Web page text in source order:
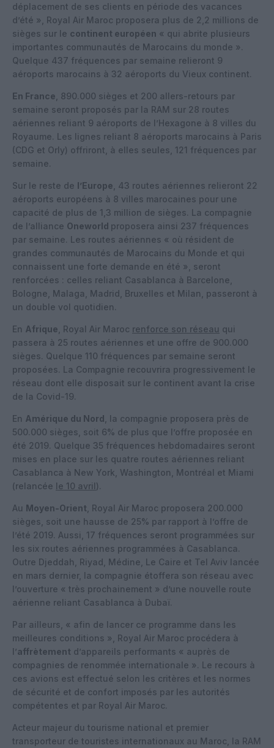
déplacement de ses clients en période des vacances
d’été », Royal Air Maroc proposera plus de 2,2 millions de
sièges sur le continent européen « qui abrite plusieurs
importantes communautés de Marocains du monde ».
Quelque 437 fréquences par semaine relieront 9
aéroports marocains à 32 aéroports du Vieux continent.
En France , 890.000 sièges et 200 allers-retours par
semaine seront proposés par la RAM sur 28 routes
aériennes reliant 9 aéroports de l’Hexagone à 8 villes du
Royaume. Les lignes reliant 8 aéroports marocains à Paris
(CDG et Orly) offriront, à elles seules, 121 fréquences par
semaine.
Sur le reste de l’Europe , 43 routes aériennes relieront 22
aéroports européens à 8 villes marocaines pour une
capacité de plus de 1,3 million de sièges. La compagnie
de l’alliance Oneworld proposera ainsi 237 fréquences
par semaine. Les routes aériennes « où résident de
grandes communautés de Marocains du Monde et qui
connaissent une forte demande en été », seront
renforcées : celles reliant Casablanca à Barcelone,
Bologne, Malaga, Madrid, Bruxelles et Milan, passeront à
un double vol quotidien.
En Afrique , Royal Air Maroc renforce son réseau qui
passera à 25 routes aériennes et une offre de 900.000
sièges. Quelque 110 fréquences par semaine seront
proposées. La Compagnie recouvrira progressivement le
réseau dont elle disposait sur le continent avant la crise
de la Covid-19.
En Amérique du Nord , la compagnie proposera près de
500.000 sièges, soit 6% de plus que l’offre proposée en
été 2019. Quelque 35 fréquences hebdomadaires seront
mises en place sur les quatre routes aériennes reliant
Casablanca à New York, Washington, Montréal et Miami
(relancée le 10 avril).
Au Moyen-Orient , Royal Air Maroc proposera 200.000
sièges, soit une hausse de 25% par rapport à l’offre de
l’été 2019. Aussi, 17 fréquences seront programmées sur
les six routes aériennes programmées à Casablanca.
Outre Djeddah, Riyad, Médine, Le Caire et Tel Aviv lancée
en mars dernier, la compagnie étoffera son réseau avec
l’ouverture « très prochainement » d’une nouvelle route
aérienne reliant Casablanca à Dubaï.
Par ailleurs, « afin de lancer ce programme dans les
meilleures conditions », Royal Air Maroc procédera à
l’affrètement d’appareils performants « auprès de
compagnies de renommée internationale ». Le recours à
ces avions est effectué selon les critères et les normes
de sécurité et de confort imposés par les autorités
compétentes et par Royal Air Maroc.
Acteur majeur du tourisme national et premier
transporteur de touristes internationaux au Maroc, la RAM